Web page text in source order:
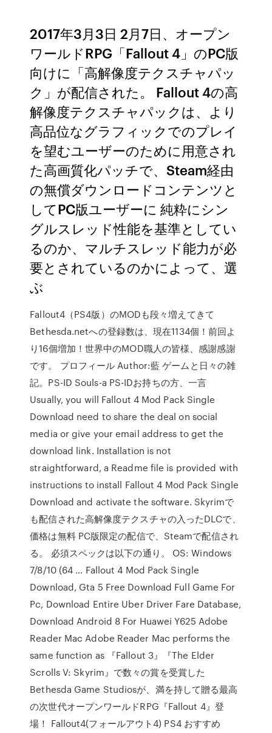
2017年3月3日 2月7日、オープン
ワールドRPG「Fallout 4」のPC版
向けに「高解像度テクスチャパッ
ク」が配信された。 Fallout 4の高
解像度テクスチャパックは、より
高品位なグラフィックでのプレイ
を望むユーザーのために用意され
た高画質化パッチで、Steam経由
の無償ダウンロードコンテンツと
してPC版ユーザーに 純粋にシン
グルスレッド性能を基準としてい
るのか、マルチスレッド能力が必
要とされているのかによって、選
ぶ
Fallout4（PS4版）のMODも段々増えてきて
Bethesda.netへの登録数は、現在1134個！前回よ
り16個増加！世界中のMOD職人の皆様、感謝感謝
です。 プロフィール Author:藍 ゲームと日々の雑
記。PS-ID Souls-a PS-IDお持ちの方、一言
Usually, you will Fallout 4 Mod Pack Single
Download need to share the deal on social
media or give your email address to get the
download link. Installation is not
straightforward, a Readme file is provided with
instructions to install Fallout 4 Mod Pack Single
Download and activate the software. Skyrimで
も配信された高解像度テクスチャの入ったDLCで、
価格は無料 PC版限定の配信で、Steamで配信され
る。 必須スペックは以下の通り。 OS: Windows
7/8/10 (64 … Fallout 4 Mod Pack Single
Download, Gta 5 Free Download Full Game For
Pc, Download Entire Uber Driver Fare Database,
Download Android 8 For Huawei Y625 Adobe
Reader Mac Adobe Reader Mac performs the
same function as 『Fallout 3』『The Elder
Scrolls V: Skyrim』で数々の賞を受賞した
Bethesda Game Studiosが、満を持して贈る最高
の次世代オープンワールドRPG『Fallout 4』登
場！ Fallout4(フォールアウト4) PS4 おすすめ